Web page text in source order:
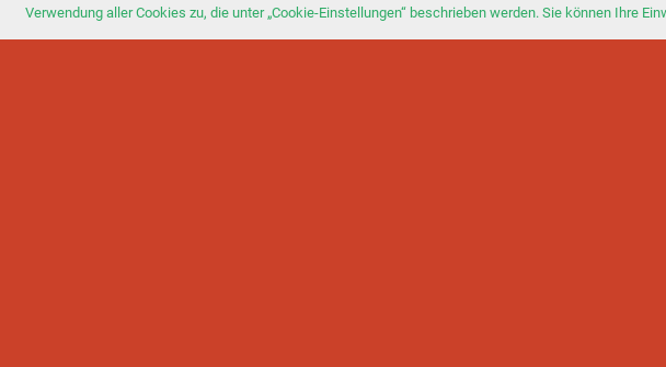
Verwendung aller Cookies zu, die unter „Cookie-Einstellungen“ beschrieben werden. Sie können Ihre